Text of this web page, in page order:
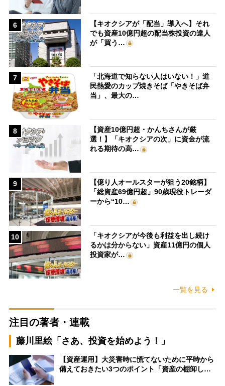
6
【キオクシアが「配当」導入へ】それ
でも資産10億円超の配当株投資の達人
が「買う…
7
「北海道で知らない人はいない！」道
民熱愛のカップ焼きそば「やきそば弁
当」、最大の…
8
【資産10億円超・かんちさんが厳
選！】「キオクシアの次」に資金が流
れる期待の高…
9
【億り人オールスターが狙う20銘柄】
「総資産69億円超」90歳現役トレーダ
ーから“10…
10
「キオクシアが今後も利益を出し続け
るかは分からない」資産11億円の個人
投資家が…
一覧を見る
注目の著者・連載
藤川里絵「さあ、投資を始めよう！」
【資産運用】大災害時に慌てないために平時から
備えておきたい3つのポイント「資産の棚卸し…